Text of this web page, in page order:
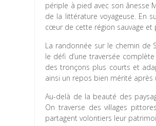
périple à pied avec son ânesse
de la littérature voyageuse. En
cœur de cette région sauvage et
La randonnée sur le chemin de
le défi d’une traversée
des tronçons plus courts et
ainsi un repos bien mérité
Au-delà de la beauté des
On traverse des villages
partagent volontiers leur